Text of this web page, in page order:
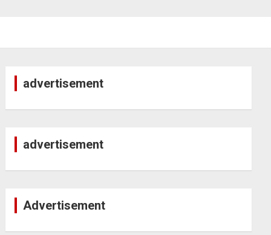
advertisement
advertisement
Advertisement